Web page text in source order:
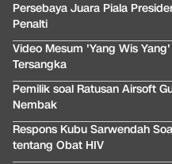
Persebaya Juara Piala
Penalti
Video Mesum 'Yang Wis
Tersangka
Pemilik soal Ratusan Airsoft
Nembak
Respons Kubu Sarwendah
tentang Obat HIV